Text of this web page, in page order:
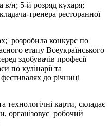
в/н; 5-й розряд кухаря;
тренера ресторанної
розробила конкурс по
етапу Всеукраїнського
здобувачів професії
по кулінарії та
до річниці
технологічні карти, складає
організовує робочий